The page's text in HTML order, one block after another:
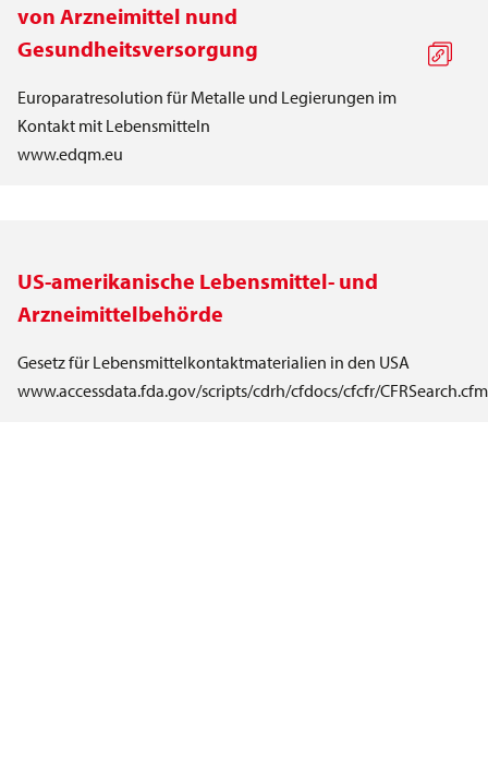
von Arzneimittel nund
Gesundheitsversorgung
Europaratresolution für Metalle und Legierungen im
Kontakt mit Lebensmitteln
www.edqm.eu
US-amerikanische Lebensmittel- und
Arzneimittelbehörde
Gesetz für Lebensmittelkontaktmaterialien in den USA
www.accessdata.fda.gov/scripts/cdrh/cfdocs/cfcfr/CFRSearch.cfm